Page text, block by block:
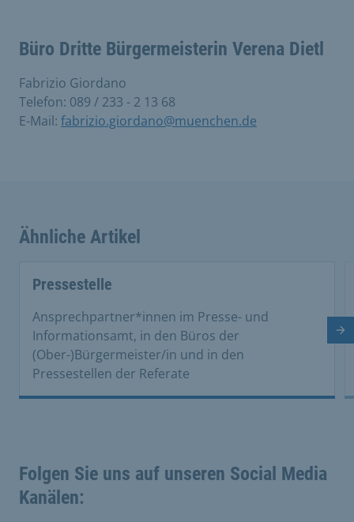
Büro Dritte Bürgermeisterin Verena Dietl
Fabrizio Giordano
Telefon: 089 / 233 - 2 13 68
E-Mail: fabrizio.giordano@muenchen.de
Ähnliche Artikel
Pressestelle
Ansprechpartner*innen im Presse- und
Informationsamt, in den Büros der
(Ober-)Bürgermeister/in und in den
Pressestellen der Referate
Folgen Sie uns auf unseren Social Media
Kanälen: